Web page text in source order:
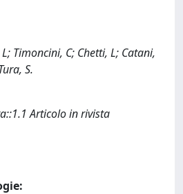
Timoncini, C; Chetti, L; Catani,
S.
Articolo in rivista